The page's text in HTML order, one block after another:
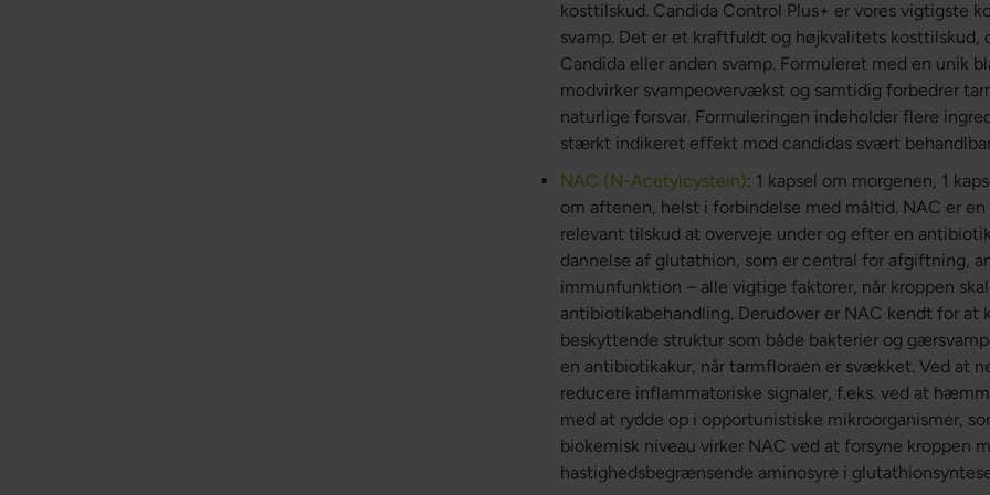
kosttilskud. Candida Control Plus+ er vores vigtigste
svamp. Det er et kraftfuldt og højkvalitets
Candida eller anden svamp. Formuleret med en unik
modvirker svampeovervækst og samtidig forbedrer
naturlige forsvar. Formuleringen indeholder flere
stærkt indikeret effekt mod candidas svært
NAC (N-Acetylcystein): 1 kapsel om morgenen, 1
om aftenen, helst i forbindelse med måltid. NAC er
relevant tilskud at overveje under og efter en
dannelse af glutathion, som er central for afgiftning,
immunfunktion – alle vigtige faktorer, når kroppen
antibiotikabehandling. Derudover er NAC kendt for at
beskyttende struktur som både bakterier og
en antibiotikakur, når tarmfloraen er svækket. Ved at
reducere inflammatoriske signaler, f.eks. ved at
med at rydde op i opportunistiske mikroorganismer,
biokemisk niveau virker NAC ved at forsyne kroppen
hastighedsbegrænsende aminosyre i